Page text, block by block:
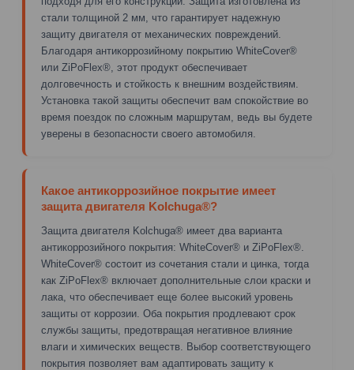
стали толщиной 2 мм, что гарантирует надежную
защиту двигателя от механических повреждений.
Благодаря антикоррозийному покрытию WhiteCover®
или ZiPoFlex®, этот продукт обеспечивает
долговечность и стойкость к внешним воздействиям.
Установка такой защиты обеспечит вам спокойствие во
время поездок по сложным маршрутам, ведь вы будете
уверены в безопасности своего автомобиля.
Какое антикоррозийное покрытие имеет
защита двигателя Kolchuga®?
Защита двигателя Kolchuga® имеет два варианта
антикоррозийного покрытия: WhiteCover® и ZiPoFlex®.
WhiteCover® состоит из сочетания стали и цинка, тогда
как ZiPoFlex® включает дополнительные слои краски и
лака, что обеспечивает еще более высокий уровень
защиты от коррозии. Оба покрытия продлевают срок
службы защиты, предотвращая негативное влияние
влаги и химических веществ. Выбор соответствующего
покрытия позволяет вам адаптировать защиту к